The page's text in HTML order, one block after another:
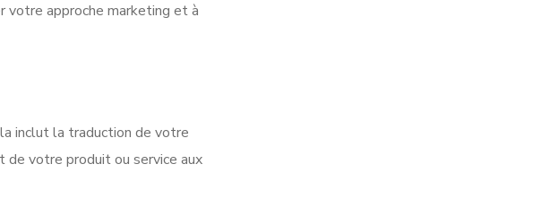
votre approche marketing et à
inclut la traduction de votre
de votre produit ou service aux